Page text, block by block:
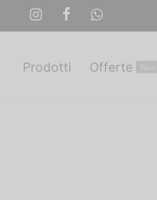
Prodotti Offerte